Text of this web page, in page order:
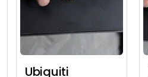
Ubiquiti